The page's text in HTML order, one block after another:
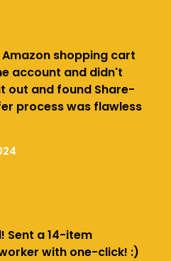
shopping cart
account and didn't
out and found Share-
process was flawless
Sent a 14-item
with one-click! :)